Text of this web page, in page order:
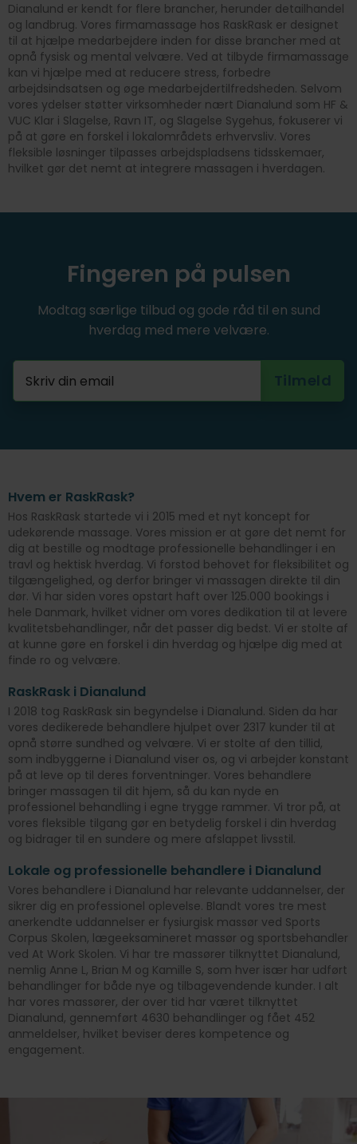
Dianalund er kendt for flere brancher, herunder detailhandel
og landbrug. Vores firmamassage hos RaskRask er designet
til at hjælpe medarbejdere inden for disse brancher med at
opnå fysisk og mental velvære. Ved at tilbyde firmamassage
kan vi hjælpe med at reducere stress, forbedre
arbejdsindsatsen og øge medarbejdertilfredsheden. Selvom
vores ydelser støtter virksomheder nært Dianalund som HF &
VUC Klar i Slagelse, Ravn IT, og Slagelse Sygehus, fokuserer vi
på at gøre en forskel i lokalområdets erhvervsliv. Vores
fleksible løsninger tilpasses arbejdspladsens tidsskemaer,
hvilket gør det nemt at integrere massagen i hverdagen.
Fingeren på pulsen
Modtag særlige tilbud og gode råd til en sund
hverdag med mere velvære.
Hvem er RaskRask?
Hos RaskRask startede vi i 2015 med et nyt koncept for
udekørende massage. Vores mission er at gøre det nemt for
dig at bestille og modtage professionelle behandlinger i en
travl og hektisk hverdag. Vi forstod behovet for fleksibilitet og
tilgængelighed, og derfor bringer vi massagen direkte til din
dør. Vi har siden vores opstart haft over 125.000 bookings i
hele Danmark, hvilket vidner om vores dedikation til at levere
kvalitetsbehandlinger, når det passer dig bedst. Vi er stolte af
at kunne gøre en forskel i din hverdag og hjælpe dig med at
finde ro og velvære.
RaskRask i Dianalund
I 2018 tog RaskRask sin begyndelse i Dianalund. Siden da har
vores dedikerede behandlere hjulpet over 2317 kunder til at
opnå større sundhed og velvære. Vi er stolte af den tillid,
som indbyggerne i Dianalund viser os, og vi arbejder konstant
på at leve op til deres forventninger. Vores behandlere
bringer massagen til dit hjem, så du kan nyde en
professionel behandling i egne trygge rammer. Vi tror på, at
vores fleksible tilgang gør en betydelig forskel i din hverdag
og bidrager til en sundere og mere afslappet livsstil.
Lokale og professionelle behandlere i Dianalund
Vores behandlere i Dianalund har relevante uddannelser, der
sikrer dig en professionel oplevelse. Blandt vores tre mest
anerkendte uddannelser er fysiurgisk massør ved Sports
Corpus Skolen, lægeeksamineret massør og sportsbehandler
ved At Work Skolen. Vi har tre massører tilknyttet Dianalund,
nemlig Anne L, Brian M og Kamille S, som hver især har udført
behandlinger for både nye og tilbagevendende kunder. I alt
har vores massører, der over tid har været tilknyttet
Dianalund, gennemført 4630 behandlinger og fået 452
anmeldelser, hvilket beviser deres kompetence og
engagement.